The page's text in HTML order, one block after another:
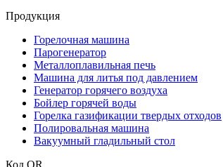
Продукция
Горелочная машина
Парогенератор
Металлоплавильная печь
Машина для литья под давлением
Генератор горячего воздуха
Бойлер горячей воды
Горелка газификации твердых отходов
Полировальная машина
Вакуумный гладильный стол
Код QR